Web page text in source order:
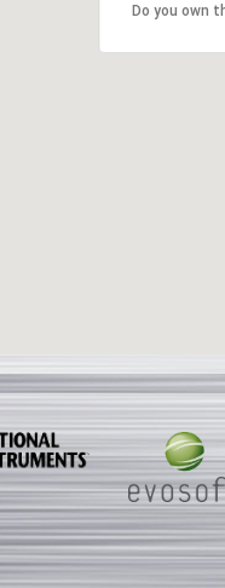
Do you own